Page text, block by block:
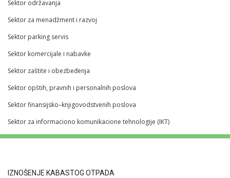
Sektor održavanja
Sektor za menadžment i razvoj
Sektor parking servis
Sektor komercijale i nabavke
Sektor zaštite i obezbeđenja
Sektor opštih, pravnih i personalnih poslova
Sektor finansijsko–knjigovodstvenih poslova
Sektor za informaciono komunikacione tehnologije (IKT)
IZNOŠENJE KABASTOG OTPADA